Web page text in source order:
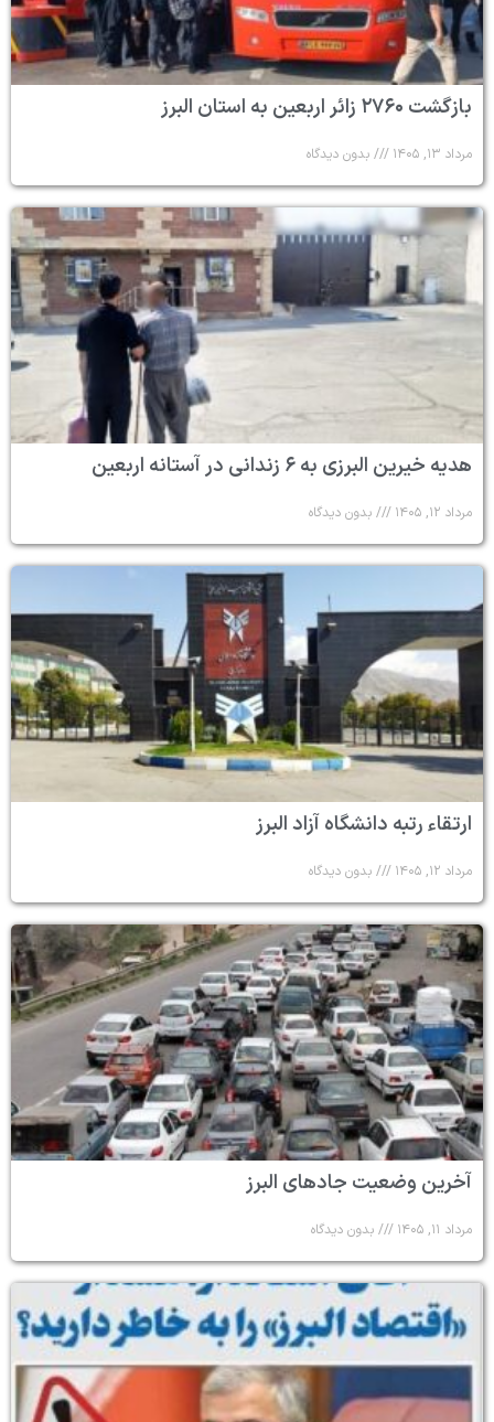
بازگشت ۲۷۶۰ زائر اربعین به استان البرز
مرداد ۱۳, ۱۴۰۵ بدون دیدگاه
هدیه خیرین البرزی به ۶ زندانی در آستانه اربعین
مرداد ۱۲, ۱۴۰۵ بدون دیدگاه
ارتقاء رتبه دانشگاه آزاد البرز
مرداد ۱۲, ۱۴۰۵ بدون دیدگاه
آخرین وضعیت جادهای البرز
مرداد ۱۱, ۱۴۰۵ بدون دیدگاه